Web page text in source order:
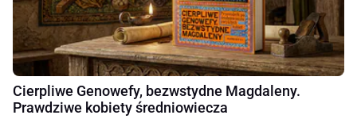
Cierpliwe Genowefy, bezwstydne Magdaleny.
Prawdziwe kobiety średniowiecza